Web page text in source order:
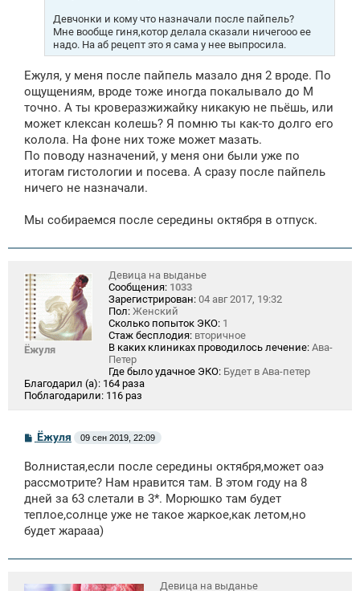
Девчонки и кому что назначали после пайпель?
Мне вообще гиня,котор делала сказали ничегооо ее
надо. На аб рецепт это я сама у нее выпросила.
Ежуля, у меня после пайпель мазало дня 2 вроде. По
ощущениям, вроде тоже иногда покалывало до М
точно. А ты кроверазжижайку никакую не пьёшь, или
может клексан колешь? Я помню ты как-то долго его
колола. На фоне них тоже может мазать.
По поводу назначений, у меня они были уже по
итогам гистологии и посева. А сразу после пайпель
ничего не назначали.
Мы собираемся после середины октября в отпуск.
Ёжуля
Девица на выданье
Сообщения: 1033
Зарегистрирован: 04 авг 2017, 19:32
Пол: Женский
Сколько попыток ЭКО: 1
Стаж бесплодия: вторичное
В каких клиниках проводилось лечение: Ава-
Петер
Где было удачное ЭКО: Будет в Ава-петер
Благодарил (а): 164 раза
Поблагодарили: 116 раз
С
б
щ
н
и
Ёжуля 09 сен 2019, 22:09
Волнистая,если после середины октября,может оаэ
рассмотрите? Нам нравится там. В этом году на 8
дней за 63 слетали в 3*. Морюшко там будет
теплое,солнце уже не такое жаркое,как летом,но
будет жарааа)
Девица на выданье